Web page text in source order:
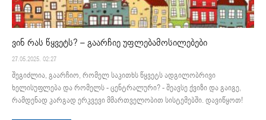
ვინ რას წყვეტს? – გაარჩიე უფლებამოსილებები
27.05.2025. 02:27
შეგიძლია, გაარჩიო, რომელ საკითხს წყვეტს ადგილობრივი
ხელისუფლება და რომელს - ცენტრალური? - შეავსე ქვიზი და გაიგე,
რამდენად კარგად ერკვევი მმართველობით სისტემებში. დავიწყოთ!